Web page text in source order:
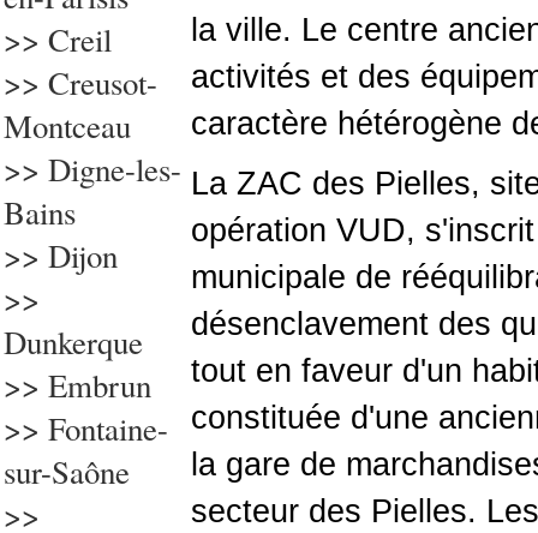
>> Creil
>> Creusot-
Montceau
>> Digne-les-
Bains
>> Dijon
>>
Dunkerque
>> Embrun
>> Fontaine-
sur-Saône
>>
la ville. Le centre
activités et des
caractère hétérogène
La ZAC des Pielles,
opération VUD,
municipale de
désenclavement des
tout en faveur d'un
constituée d'une
la gare de
secteur des Pielles.